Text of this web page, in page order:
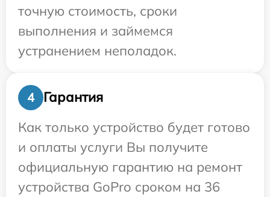
точную стоимость, сроки
выполнения и займемся
устранением неполадок.
4
Гарантия
Как только устройство будет готово
и оплаты услуги Вы получите
официальную гарантию на ремонт
устройства GoPro сроком на 36